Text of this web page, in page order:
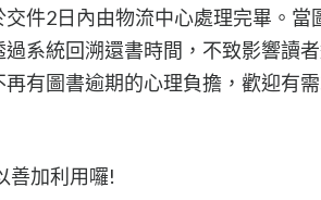
件2日內由物流中心處理完畢。當
系統回溯還書時間，不致影響讀
有圖書逾期的心理負擔，歡迎有
善加利用囉!